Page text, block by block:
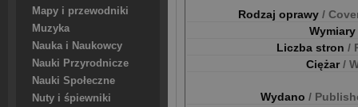
Mapy i przewodniki
Muzyka
Nauka i Naukowcy
Nauki Przyrodnicze
Nauki Społeczne
Nuty i śpiewniki
Rodzaj oprawy /
Wymiary
Liczba stron /
Ciężar/
Wydano /